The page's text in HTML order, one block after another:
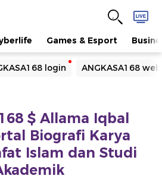
Games & Esport
login ANGKASA168
$ Allama Iqbal
Biografi Karya
Islam dan Studi